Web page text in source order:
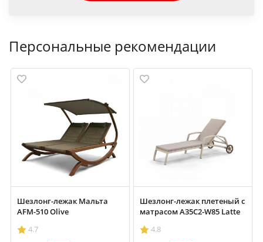
Персональные рекомендации
Шезлонг-лежак Мальта
AFM-510 Olive
4.7
Шезлонг-лежак плетеный с
матрасом A35C2-W85 Latte
4.8